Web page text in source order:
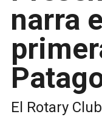
narra
El Rotary